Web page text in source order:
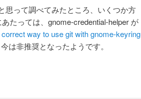
思って調べてみたところ、いくつか方
たっては、gnome-credential-helper が
way to use git with gnome-keyring
は非推奨となったようです。